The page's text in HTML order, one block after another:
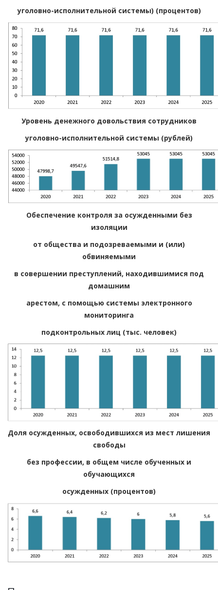
уголовно-исполнительной системы) (процентов)
Уровень денежного довольствия сотрудников
уголовно-исполнительной системы (рублей)
Обеспечение контроля за осужденными без
изоляции
от общества и подозреваемыми и (или)
обвиняемыми
в совершении преступлений, находившимися под
домашним
арестом, с помощью системы электронного
мониторинга
подконтрольных лиц (тыс. человек)
Доля осужденных, освободившихся из мест лишения
свободы
без профессии, в общем числе обученных и
обучающихся
осужденных (процентов)